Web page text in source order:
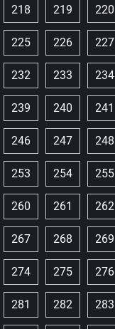
218 219 220
225 226 227
232 233 234
239 240 241
246 247 248
253 254 255
260 261 262
267 268 269
274 275 276
281 282 283